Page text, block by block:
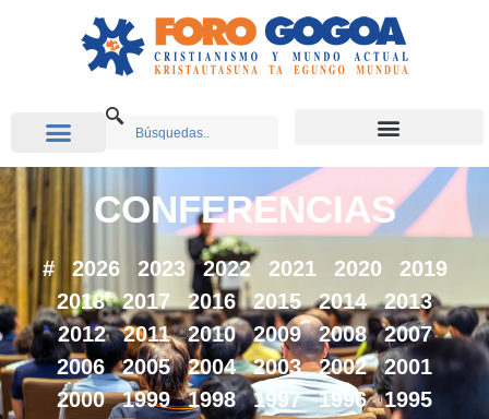
CONFERENCIAS
# 2026 2023 2022 2021 2020
2019
2018
2017 2016 2015 2014
2013
2012
2011 2010 2009 2008
2007
2006
2005 2004 2003 2002
2001
2000
1999 1998 1997 1996 1995